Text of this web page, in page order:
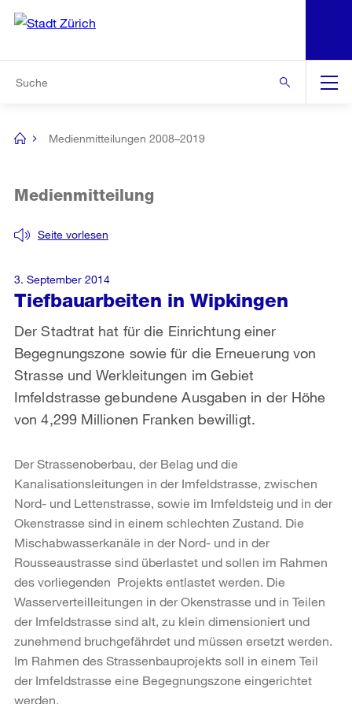
Navigation
[no
Medienmitteilungen 2008–2019
Tiefbauarbeiten in Wipkingen
Seite vorlesen
Medienmitteilung
Der Stadtrat hat für die Einrichtung einer
Begegnungszone sowie für die Erneuerung von
Strasse und Werkleitungen im Gebiet
Imfeldstrasse gebundene Ausgaben in der Höhe
von 4,299 Millionen Franken bewilligt.
3. September 2014
Der Strassenoberbau, der Belag und die
Kanalisationsleitungen in der Imfeldstrasse, zwischen
Nord- und Lettenstrasse, sowie im Imfeldsteig und in der
Okenstrasse sind in einem schlechten Zustand. Die
Mischabwasserkanäle in der Nord- und in der
Rousseaustrasse sind überlastet und sollen im Rahmen
des vorliegenden Projekts entlastet werden. Die
Wasserverteilleitungen in der Okenstrasse und in Teilen
der Imfeldstrasse sind alt, zu klein dimensioniert und
zunehmend bruchgefährdet und müssen ersetzt werden.
Im Rahmen des Strassenbauprojekts soll in einem Teil
der Imfeldstrasse eine Begegnungszone eingerichtet
werden.